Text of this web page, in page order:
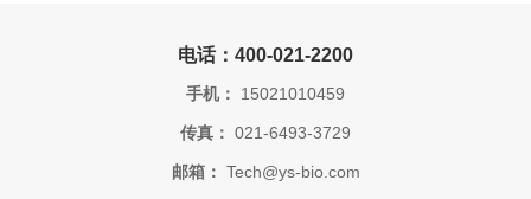
电话：400-021-2200
手机： 15021010459
传真： 021-6493-3729
邮箱： Tech@ys-bio.com